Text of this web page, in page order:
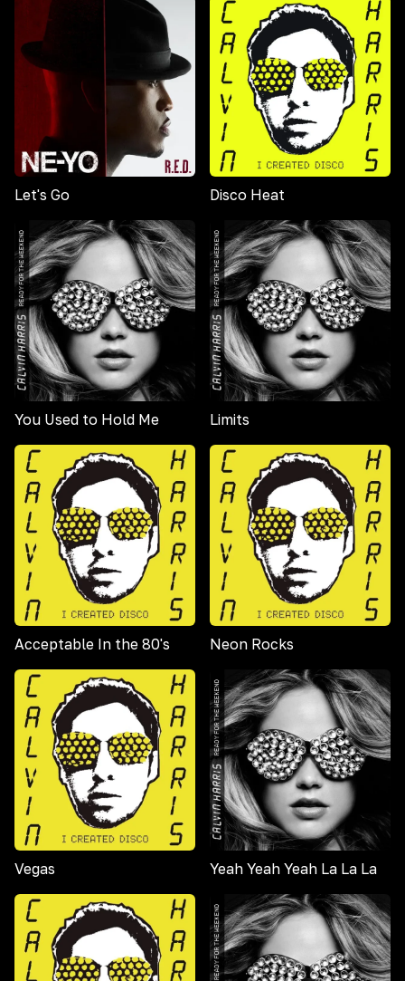
Let's Go Disco Heat
You Used to Hold Me Limits
Acceptable In the 80's Neon Rocks
Vegas Yeah Yeah Yeah La La La